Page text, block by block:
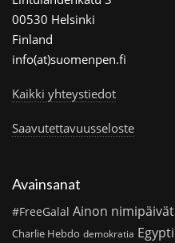
00530 Helsinki
Finland
info(at)suomenpen.fi
Kaikki yhteystiedot
Saavutettavuusseloste
Avainsanat
#FreeGalal Ainon nimipäivät
Charlie Hebdo demokratia Egypti